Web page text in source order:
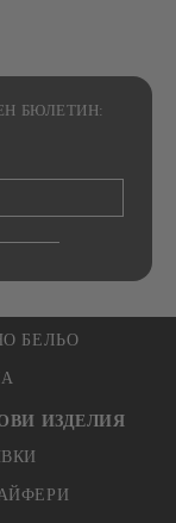
БЮЛЕТИН:
БЕЛЬО
ИЗДЕЛИЯ